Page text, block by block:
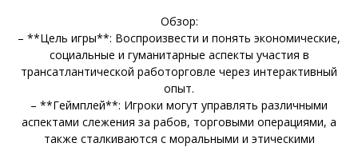
Обзор:
– **Цель игры**: Воспроизвести и понять экономические,
социальные и гуманитарные аспекты участия в
трансатлантической работорговле через интерактивный
опыт.
– **Геймплей**: Игроки могут управлять различными
аспектами слежения за рабов, торговыми операциями, а
также сталкиваются с моральными и этическими